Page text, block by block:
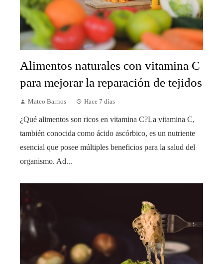
Alimentos naturales con vitamina C
para mejorar la reparación de tejidos
Mateo Barrios Hace 7 días
¿Qué alimentos son ricos en vitamina C?La vitamina C,
también conocida como ácido ascórbico, es un nutriente
esencial que posee múltiples beneficios para la salud del
organismo. Ad...